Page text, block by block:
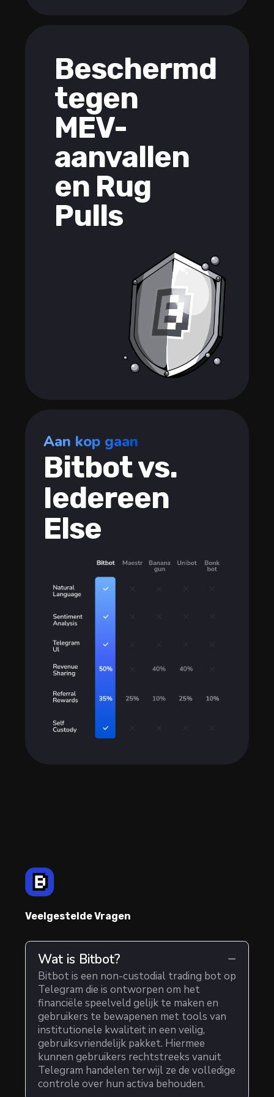
Beschermd
tegen
MEV-
aanvallen
en Rug
Pulls
Aan kop gaan
Bitbot vs.
Iedereen
Else
Veelgestelde Vragen
Wat is Bitbot?
Bitbot is een non-custodial trading bot op
Telegram die is ontworpen om het
financiële speelveld gelijk te maken en
gebruikers te bewapenen met tools van
institutionele kwaliteit in een veilig,
gebruiksvriendelijk pakket. Hiermee
kunnen gebruikers rechtstreeks vanuit
Telegram handelen terwijl ze de volledige
controle over hun activa behouden.